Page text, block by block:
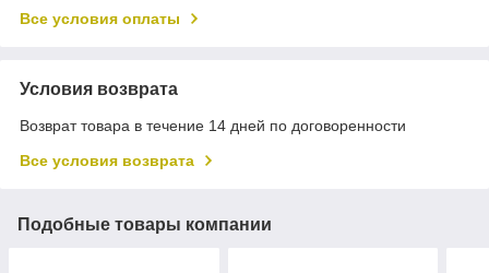
Все условия оплаты
Условия возврата
Возврат товара в течение 14 дней по договоренности
Все условия возврата
Подобные товары компании